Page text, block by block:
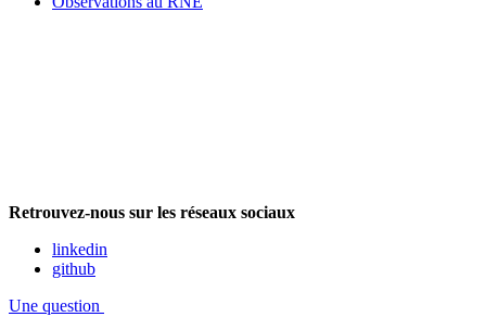
Retrouvez-nous sur les réseaux sociaux
linkedin
github
Une question